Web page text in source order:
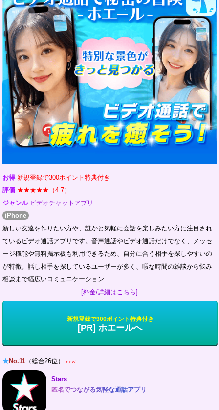
お得 新規登録で300ポイント特典付き
評価 ★★★★★（4.7）
ジャンル ビデオチャットアプリ
iPhone
新しい友達を作りたい方や、誰かと気軽に会話を楽しみたい方に注目され
ているビデオ通話アプリです。音声通話やビデオ通話だけでなく、メッセ
ージ機能や無料掲示板も利用できるため、自分に合う相手を探しやすいの
が特徴。話し相手を探しているユーザーが多く、暇な時間の雑談から悩み
相談まで幅広いコミュニケーション...…
[料金/詳細はこちら]
新規登録で300ポイント特典付き
[PR] ホエールへ
★No.11 （総合26位） new!
Stars
匿名でつながる気軽な通話アプリ